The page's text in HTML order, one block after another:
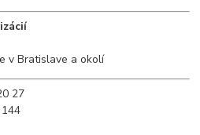
v Bratislave a okolí
27